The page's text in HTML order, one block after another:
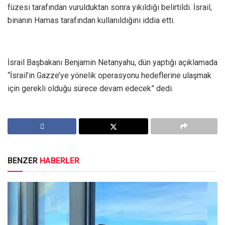
füzesi tarafından vurulduktan sonra yıkıldığı belirtildi. İsrail,
binanın Hamas tarafından kullanıldığını iddia etti.
İsrail Başbakanı Benjamin Netanyahu, dün yaptığı açıklamada
“İsrail’in Gazze’ye yönelik operasyonu hedeflerine ulaşmak
için gerekli olduğu sürece devam edecek” dedi.
BENZER HABERLER